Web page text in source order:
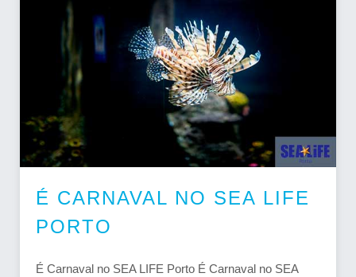
É CARNAVAL NO SEA LIFE
PORTO
É Carnaval no SEA LIFE Porto É Carnaval no SEA